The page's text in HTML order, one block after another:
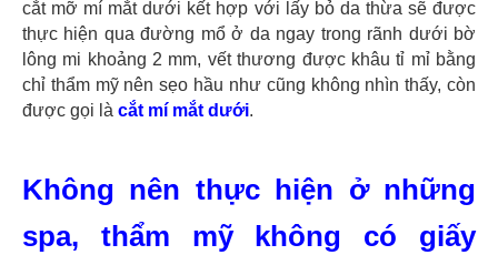
cắt mỡ mí mắt dưới kết hợp với lấy bỏ da thừa sẽ được
thực hiện qua đường mổ ở da ngay trong rãnh dưới bờ
lông mi khoảng 2 mm, vết thương được khâu tỉ mỉ bằng
chỉ thẩm mỹ nên sẹo hầu như cũng không nhìn thấy, còn
được gọi là cắt mí mắt dưới.
Không nên thực hiện ở những
spa, thẩm mỹ không có giấy